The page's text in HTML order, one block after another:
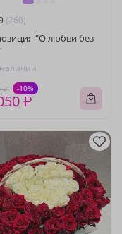
(268)
"О любви без
₽ -10%
₽